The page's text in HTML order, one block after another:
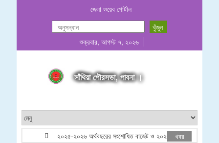
জেলা ওয়েব পোর্টাল
শুক্রবার, আগস্ট ৭, ২০২৬
সাঁথিয়া পৌরসভা, পাবনা ।
২০২৫-২০২৬ অর্থবছরের সংশোধিত বাজেট ও ২০২৬-২০২৭ অর্থবছরের
খবর